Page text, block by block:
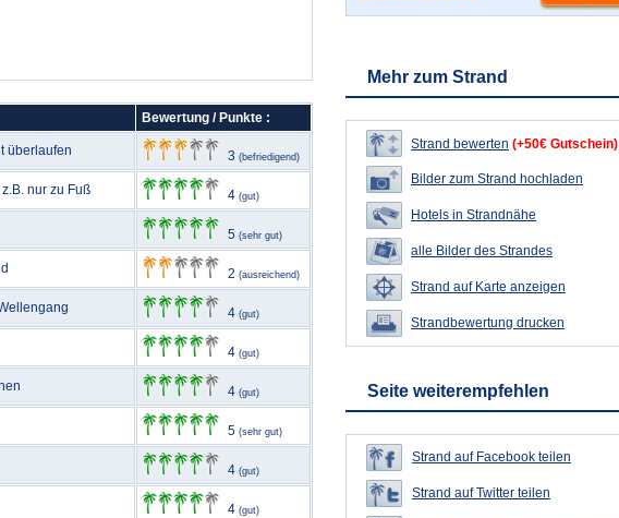
Bewertung / Punkte :
überlaufen 3 (befriedigend)
nur zu Fuß 4 (gut)
5 (sehr gut)
2 (ausreichend)
4 (gut)
4 (gut)
4 (gut)
5 (sehr gut)
4 (gut)
4 (gut)
Mehr zum Strand
Strand bewerten (+50€ Gutschein)
Bilder zum Strand hochladen
Hotels in Strandnähe
alle Bilder des Strandes
Strand auf Karte anzeigen
Strandbewertung drucken
Seite weiterempfehlen
Strand auf Facebook teilen
Strand auf Twitter teilen